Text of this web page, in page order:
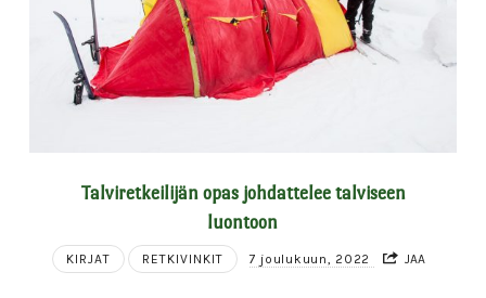
Talviretkeilijän opas johdattelee talviseen
luontoon
KIRJAT RETKIVINKIT 7 joulukuun, 2022 JAA